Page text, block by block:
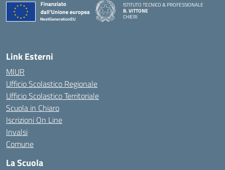
ISTITUTO TECNICO & PROFESSIONALE
B. VITTONE
CHIERI
Link Esterni
MIUR
Ufficio Scolastico Regionale
Ufficio Scolastico Territoriale
Scuola in Chiaro
Iscrizioni On Line
Invalsi
Comune
La Scuola